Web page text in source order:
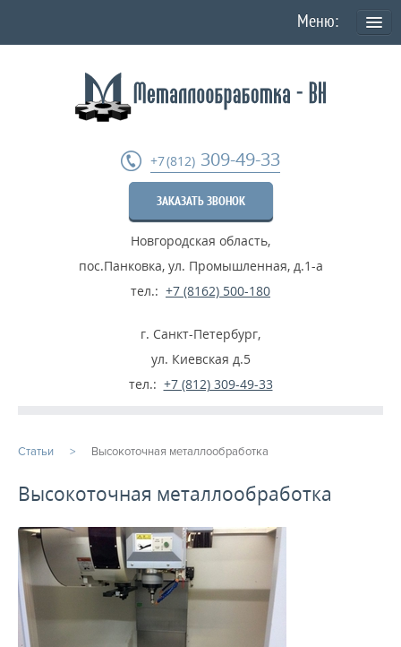
Политика конфиденциальности персональных данных
Фрезеровка деталей
Термообработка металла
СТАТЬИ
Расточные работы
Фрезерная обработка
Услуги ЧПУ
+7 (812) 309-49-33
ЗАКАЗАТЬ ЗВОНОК
Новгородская область,
пос.Панковка, ул. Промышленная, д.1-а
тел.: +7 (8162) 500-180
г. Санкт-Петербург,
ул. Киевская д.5
тел.: +7 (812) 309-49-33
Статьи Высокоточная металлообработка
Высокоточная металлообработка